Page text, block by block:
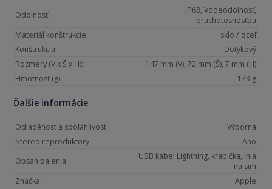
Odolnosť:
IP68, Vodeodolnosť,
prachotesnosťou
Materiál konštrukcie:
sklo / oceľ
Konštrukcia:
Dotykový
Rozmery (V x Š x H):
147 mm (V), 72 mm (Š), 7 mm (H)
Hmotnosť (g):
173 g
Ďalšie informácie
Odladěnost a spoľahlivost:
Výborná
Stereo reproduktory:
Áno
Obsah balenia:
USB kábel Lightning, krabička, ihla
na sim
Značka:
Apple